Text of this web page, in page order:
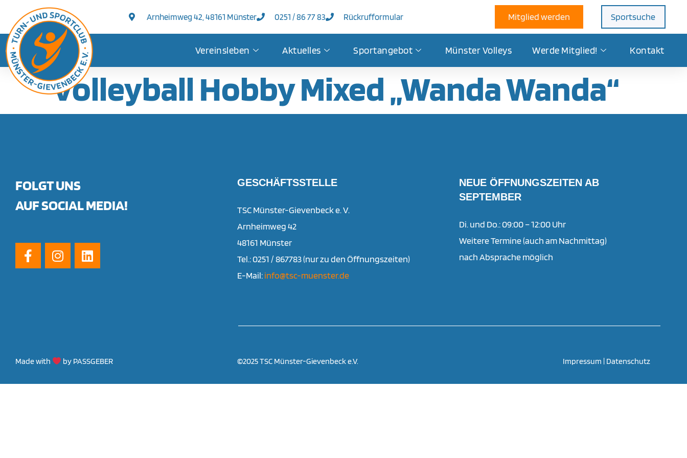
springen
Arnheimweg 42, 48161 Münster 0251 / 86 77 83 Rückrufformular Mitglied werden Sportsuche
Vereinsleben Aktuelles Sportangebot Münster Volleys Werde Mitglied! Kontakt
Volleyball Hobby Mixed „Wanda Wanda“
FOLGT UNS
AUF SOCIAL MEDIA!
GESCHÄFTSSTELLE
TSC Münster-Gievenbeck e. V.
Arnheimweg 42
48161 Münster
Tel.: 0251 / 867783 (nur zu den Öffnungszeiten)
E-Mail:info@tsc-muenster.de
NEUE ÖFFNUNGSZEITEN AB
SEPTEMBER
Di. und Do.: 09:00 – 12:00 Uhr
Weitere Termine (auch am Nachmittag)
nach Absprache möglich
Made with by PASSGEBER ©2025 TSC Münster-Gievenbeck e.V. Impressum | Datenschutz